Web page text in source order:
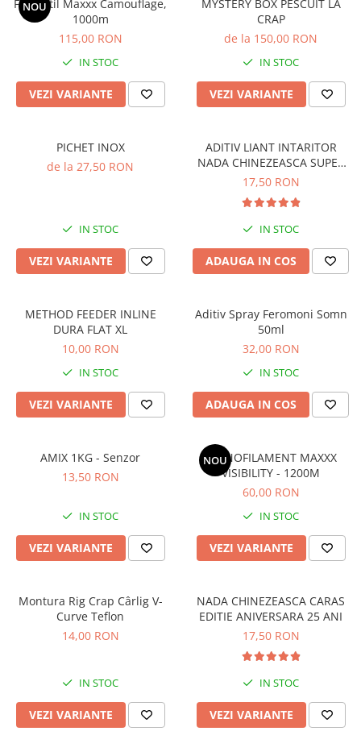
Opritoare pescuit
Crosete si burghie pescuit
Tub antitangle
Lansete spinning
Sisteme de prindere
Cârlige spinning
Ancore pescuit
Momeli artificiale
Voblere pescuit
Năluci siliconice
Năluci metalice
Cicade pescuit
Accesorii spinning
Opritoare pescuit
Foarfeca pescuit
Tub antitangle
Pescuit Staționar
Echipament de bază
Fire stationar
Montaj și accesorii
Plumbi pescuit
NOU
Fir Textil Maxxx Camouflage,
1000m
115,00 RON
IN STOC
VEZI VARIANTE
MYSTERY BOX PESCUIT LA
CRAP
de la 150,00 RON
IN STOC
VEZI VARIANTE
PICHET INOX
de la 27,50 RON
IN STOC
VEZI VARIANTE
ADITIV LIANT INTARITOR
NADA CHINEZEASCA SUPER
FINA 100G
17,50 RON
IN STOC
ADAUGA IN COS
METHOD FEEDER INLINE
DURA FLAT XL
10,00 RON
IN STOC
VEZI VARIANTE
Aditiv Spray Feromoni Somn
50ml
32,00 RON
IN STOC
ADAUGA IN COS
AMIX 1KG - Senzor
13,50 RON
IN STOC
VEZI VARIANTE
NOU
MONOFILAMENT MAXXX
VISIBILITY - 1200M
60,00 RON
IN STOC
VEZI VARIANTE
Montura Rig Crap Cârlig V-
Curve Teflon
14,00 RON
IN STOC
VEZI VARIANTE
NADA CHINEZEASCA CARAS
EDITIE ANIVERSARA 25 ANI
17,50 RON
IN STOC
VEZI VARIANTE